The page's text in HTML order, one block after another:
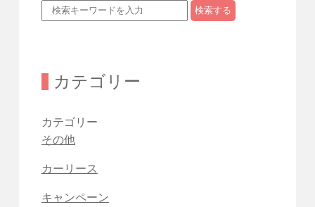
検索する
カテゴリー
カテゴリー
その他
カーリース
キャンペーン